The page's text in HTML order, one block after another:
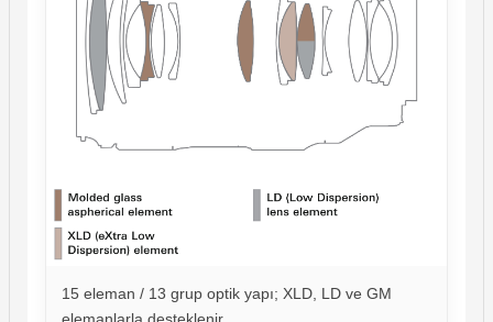
15 eleman / 13 grup optik yapı; XLD, LD ve GM
elemanlarla desteklenir.